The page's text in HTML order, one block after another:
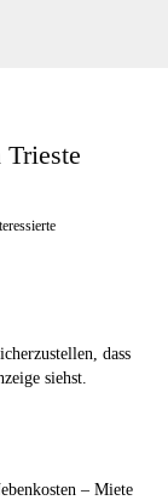
dass
siehst.
– Miete